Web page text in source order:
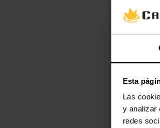
Esta
Las
y analizar
redes